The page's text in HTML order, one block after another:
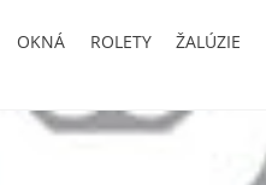
OKNÁ ROLETY ŽALÚZIE